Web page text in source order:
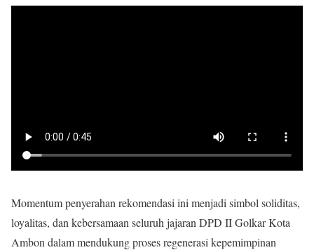
Momentum penyerahan rekomendasi ini menjadi simbol soliditas,
loyalitas, dan kebersamaan seluruh jajaran DPD II Golkar Kota
Ambon dalam mendukung proses regenerasi kepemimpinan